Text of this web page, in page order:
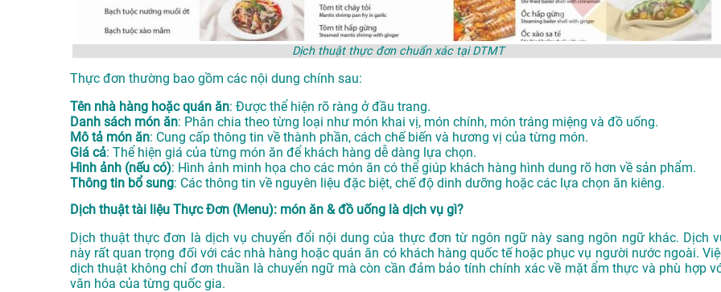
Dịch thuật thực đơn chuẩn xác tại DTMT
Thực đơn thường bao gồm các nội dung chính sau:
Tên nhà hàng hoặc quán ăn: Được thể hiện rõ ràng ở đầu trang.
Danh sách món ăn: Phân chia theo từng loại như món khai vị, món chính, món tráng miệng và đồ uống.
Mô tả món ăn: Cung cấp thông tin về thành phần, cách chế biến và hương vị của từng món.
Giá cả: Thể hiện giá của từng món ăn để khách hàng dễ dàng lựa chọn.
Hình ảnh (nếu có): Hình ảnh minh họa cho các món ăn có thể giúp khách hàng hình dung rõ hơn về sản phẩm.
Thông tin bổ sung: Các thông tin về nguyên liệu đặc biệt, chế độ dinh dưỡng hoặc các lựa chọn ăn kiêng.
Dịch thuật tài liệu Thực Đơn (Menu): món ăn & đồ uống là dịch vụ gì?
Dịch thuật thực đơn là dịch vụ chuyển đổi nội dung của thực đơn từ ngôn ngữ này sang ngôn ngữ khác. Dịch
này rất quan trọng đối với các nhà hàng hoặc quán ăn có khách hàng quốc tế hoặc phục vụ người nước ngoài.
dịch thuật không chỉ đơn thuần là chuyển ngữ mà còn cần đảm bảo tính chính xác về mặt ẩm thực và phù hợp
văn hóa của từng quốc gia.